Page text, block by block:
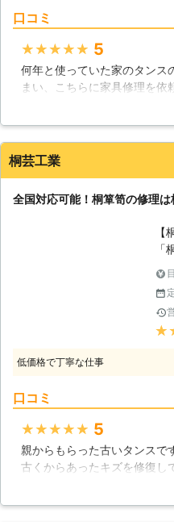
い
ん
う
務
す。 【ピアノ調律から得
た
ピ
の
料
細
湿
は
に
ば
ま
傷
す
口コミ
★★★★★ 5
何年と使っていた家のタンス
まい、こちらに家具修理を依
の話をよく聞いて下さった
修理できるのかを予め知って
いしようと思ったものがあっ
桐芸工業
全国対応可能！桐箪笥の修理
り
日
へ
で
ひ
状
を
低価格で丁寧な仕事
口コミ
★★★★★ 5
親からもらった古いタンスで
古くからあったキズを修復し
は小さいキズから大きいキ